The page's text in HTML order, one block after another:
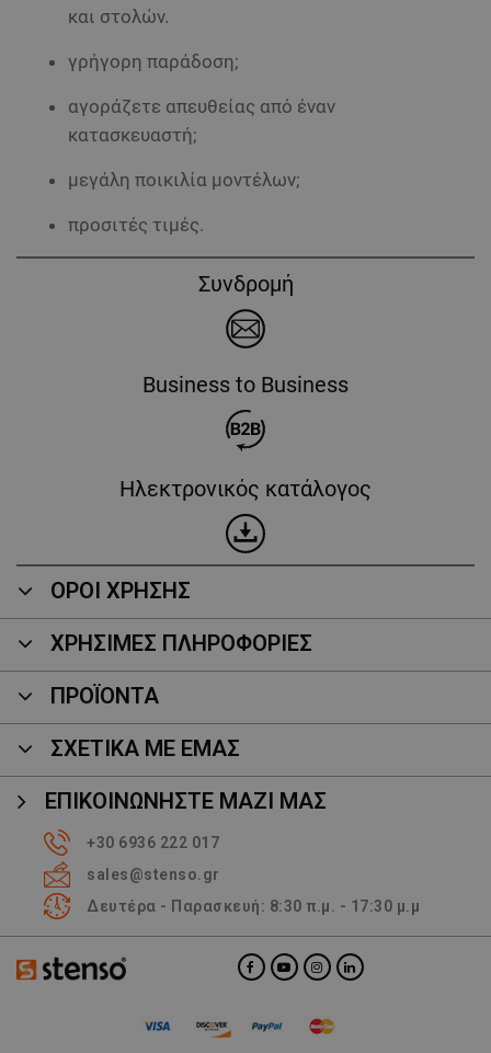
και στολών.
γρήγορη παράδοση;
αγοράζετε απευθείας από έναν
κατασκευαστή;
μεγάλη ποικιλία μοντέλων;
προσιτές τιμές.
Συνδρομή
Business to Business
Ηλεκτρονικός κατάλογος
ΟΡΟΙ ΧΡΗΣΗΣ
ΧΡΗΣΙΜΕΣ ΠΛΗΡΟΦΟΡΙΕΣ
ΠΡΟΪΌΝΤΑ
ΣΧΕΤΙΚΑ ΜΕ ΕΜΑΣ
ΕΠΙΚΟΙΝΩΝΉΣΤΕ ΜΑΖΊ ΜΑΣ
+30 6936 222 017
sales@stenso.gr
Δευτέρα - Παρασκευή: 8:30 π.μ. - 17:30 μ.μ